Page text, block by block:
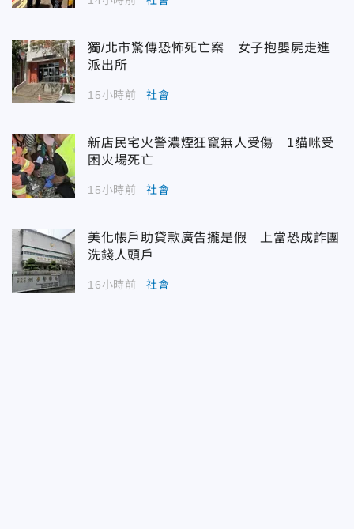
獨/北市驚傳恐怖死亡案 女子抱嬰屍走進
派出所
15小時前 社會
新店民宅火警濃煙狂竄無人受傷 1貓咪受
困火場死亡
15小時前 社會
美化帳戶助貸款廣告攏是假 上當恐成詐團
洗錢人頭戶
16小時前 社會